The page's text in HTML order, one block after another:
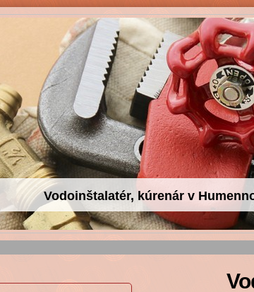
Vodoinštalatér, kúrenár v